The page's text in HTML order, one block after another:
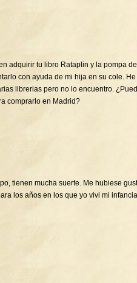
adquirir tu libro Rataplin y la pompa de
con ayuda de mi hija en su cole. He
librerias pero no lo encuentro.
comprarlo en Madrid?
tienen mucha suerte. Me hubiese
los años en los que yo vivi mi